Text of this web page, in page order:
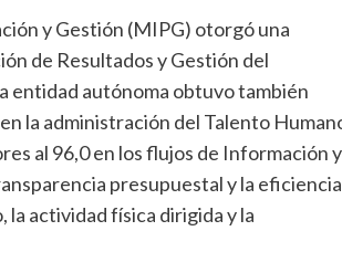
y Gestión (MIPG) otorgó una
de Resultados y Gestión del
entidad autónoma obtuvo también
la administración del Talento
al 96,0 en los flujos de Información y
presupuestal y la eficiencia
la actividad física dirigida y la